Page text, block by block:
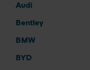
Audi
Bentley
BMW
BYD